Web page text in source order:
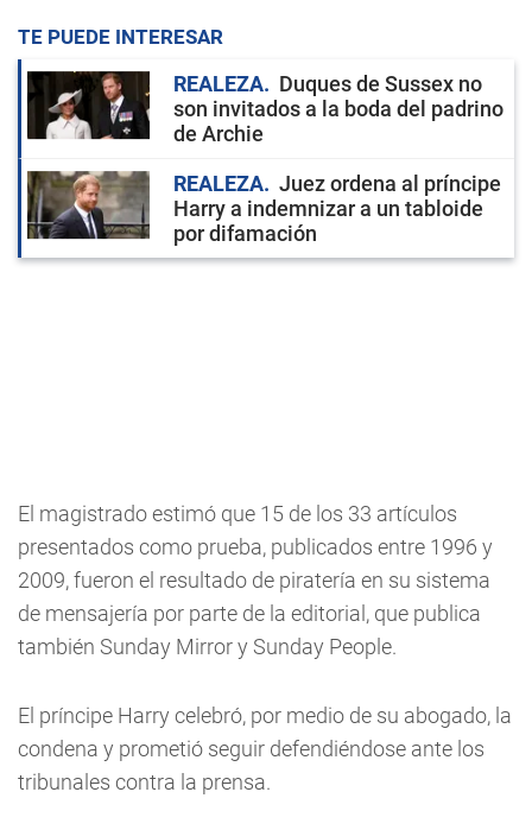
TE PUEDE INTERESAR
REALEZA
Duques de Sussex no
son invitados a la boda del padrino
de Archie
REALEZA
Juez ordena al príncipe
Harry a indemnizar a un tabloide
por difamación
El magistrado estimó que 15 de los 33 artículos
presentados como prueba, publicados entre 1996 y
2009, fueron el resultado de piratería en su sistema
de mensajería por parte de la editorial, que publica
también Sunday Mirror y Sunday People.
El príncipe Harry celebró, por medio de su abogado, la
condena y prometió seguir defendiéndose ante los
tribunales contra la prensa.